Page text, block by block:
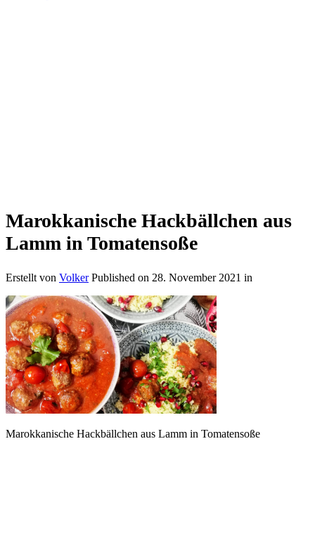
Marokkanische Hackbällchen aus
Lamm in Tomatensoße
Erstellt von Volker Published on 28. November 2021 in
Marokkanische Hackbällchen aus Lamm in Tomatensoße